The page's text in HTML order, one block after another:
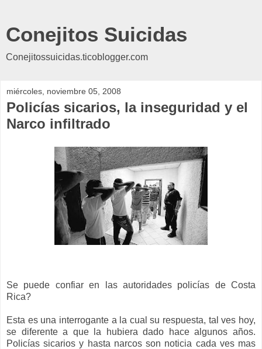
Conejitos Suicidas
Conejitossuicidas.ticoblogger.com
miércoles, noviembre 05, 2008
Policías sicarios, la inseguridad y el
Narco infiltrado
Se puede confiar en las autoridades policías de Costa
Rica?
Esta es una interrogante a la cual su respuesta, tal ves hoy,
se diferente a que la hubiera dado hace algunos años.
Policías sicarios y hasta narcos son noticia cada ves mas